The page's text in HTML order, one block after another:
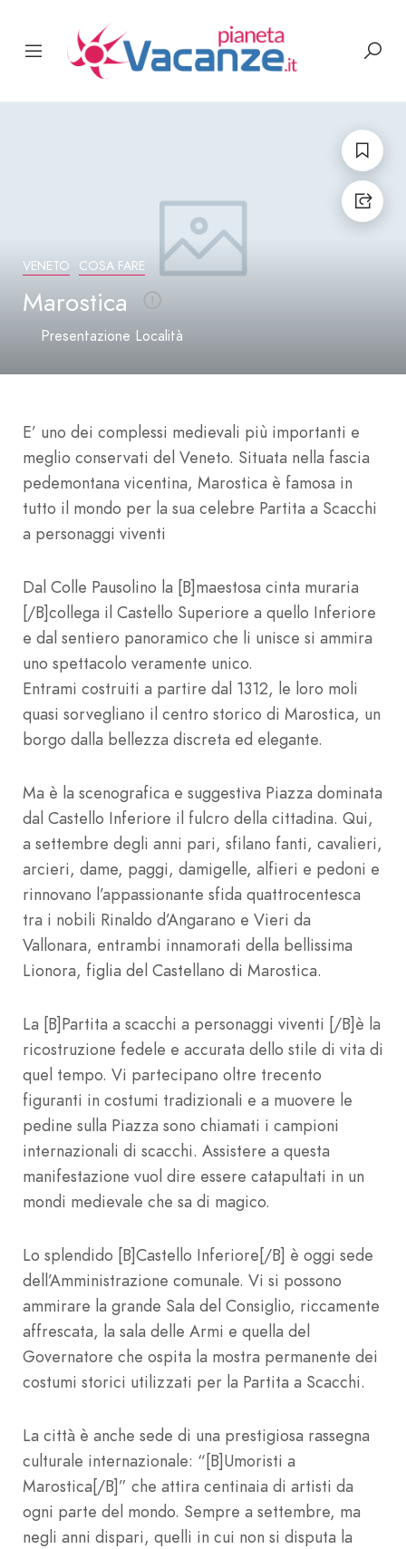
VENETO COSA FARE
Marostica
Presentazione Località
E’ uno dei complessi medievali più importanti e
meglio conservati del Veneto. Situata nella fascia
pedemontana vicentina, Marostica è famosa in
tutto il mondo per la sua celebre Partita a Scacchi
a personaggi viventi
Dal Colle Pausolino la [B]maestosa cinta muraria
[/B]collega il Castello Superiore a quello Inferiore
e dal sentiero panoramico che li unisce si ammira
uno spettacolo veramente unico.
Entrami costruiti a partire dal 1312, le loro moli
quasi sorvegliano il centro storico di Marostica, un
borgo dalla bellezza discreta ed elegante.
Ma è la scenografica e suggestiva Piazza dominata
dal Castello Inferiore il fulcro della cittadina. Qui,
a settembre degli anni pari, sfilano fanti, cavalieri,
arcieri, dame, paggi, damigelle, alfieri e pedoni e
rinnovano l’appassionante sfida quattrocentesca
tra i nobili Rinaldo d’Angarano e Vieri da
Vallonara, entrambi innamorati della bellissima
Lionora, figlia del Castellano di Marostica.
La [B]Partita a scacchi a personaggi viventi [/B]è la
ricostruzione fedele e accurata dello stile di vita di
quel tempo. Vi partecipano oltre trecento
figuranti in costumi tradizionali e a muovere le
pedine sulla Piazza sono chiamati i campioni
internazionali di scacchi. Assistere a questa
manifestazione vuol dire essere catapultati in un
mondi medievale che sa di magico.
Lo splendido [B]Castello Inferiore[/B] è oggi sede
dell’Amministrazione comunale. Vi si possono
ammirare la grande Sala del Consiglio, riccamente
affrescata, la sala delle Armi e quella del
Governatore che ospita la mostra permanente dei
costumi storici utilizzati per la Partita a Scacchi.
La città è anche sede di una prestigiosa rassegna
culturale internazionale: “[B]Umoristi a
Marostica[/B]” che attira centinaia di artisti da
ogni parte del mondo. Sempre a settembre, ma
negli anni dispari, quelli in cui non si disputa la